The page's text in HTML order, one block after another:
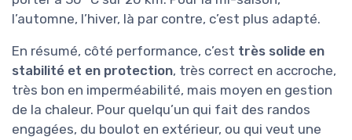
l’automne, l’hiver, là par contre, c’est plus adapté.
En résumé, côté performance, c’est très solide en
stabilité et en protection, très correct en accroche,
très bon en imperméabilité, mais moyen en gestion
de la chaleur. Pour quelqu’un qui fait des randos
engagées, du boulot en extérieur, ou qui veut une